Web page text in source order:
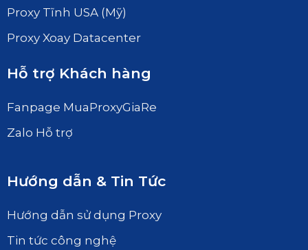
Proxy Tĩnh USA (Mỹ)
Proxy Xoay Datacenter
Hỗ trợ Khách hàng
Fanpage MuaProxyGiaRe
Zalo Hỗ trợ
Hướng dẫn & Tin Tức
Hướng dẫn sử dụng Proxy
Tin tức công nghệ